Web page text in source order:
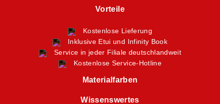
Vorteile
Kostenlose Lieferung
Inklusive Etui und Infinity Book
Service in jeder Filiale deutschlandweit
Kostenlose Service-Hotline
Materialfarben
Wissenswertes